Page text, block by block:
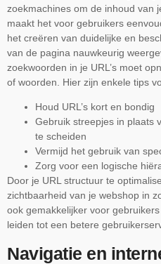
zoekmachines om de inhoud van
maakt het voor gebruikers
het creëren van duidelijke en
van de pagina nauwkeurig
zoekwoorden in je URL’s moet
of woorden. Hier zijn enkele tips
Houd URL’s kort en bondig
Gebruik streepjes in plaats
te scheiden
Vermijd het gebruik van
Zorg voor een logische
Door je URL structuur te
zichtbaarheid van je webshop in
ook gemakkelijker voor
leiden tot een betere
Navigatie en